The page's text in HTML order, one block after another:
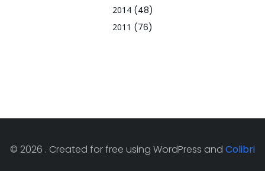
2014(48)
2011 (76)
© 2026 . Created for free using WordPress and Colibri